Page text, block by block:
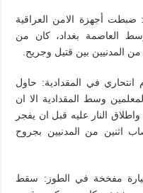
ضبطت أجهزة الامن العراقية
العاصمة بغداد، كان من
المدنيين بين قتيل وجريح.
انتحاري في المقدادية: حاول
وسط المقدادية الا ان
النار عليه قبل ان يفجر
اثنين من المدنيين بجروح
سيارة مفخخة في الطوز: سقط